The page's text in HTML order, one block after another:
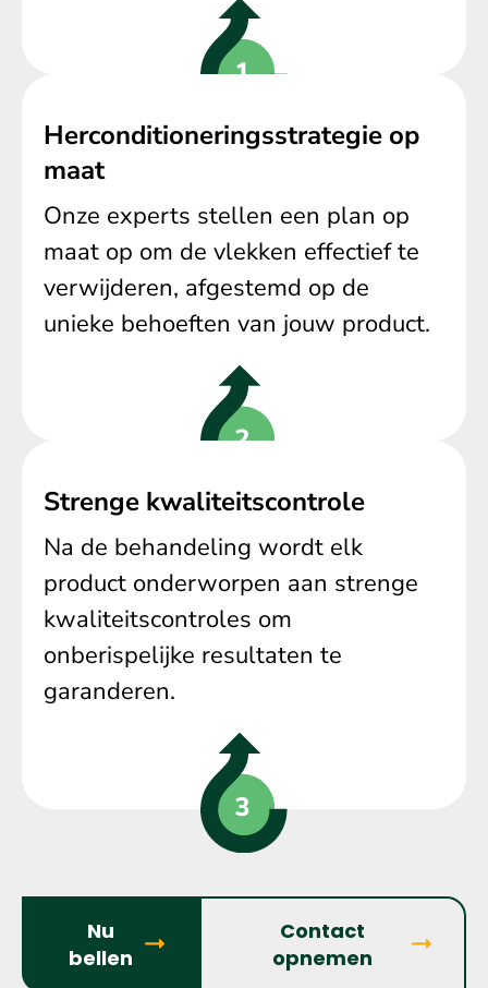
Herconditioneringsstrategie op
maat
Onze experts stellen een plan op
maat op om de vlekken effectief te
verwijderen, afgestemd op de
unieke behoeften van jouw product.
Strenge kwaliteitscontrole
Na de behandeling wordt elk
product onderworpen aan strenge
kwaliteitscontroles om
onberispelijke resultaten te
garanderen.
Nu
bellen
Contact
opnemen